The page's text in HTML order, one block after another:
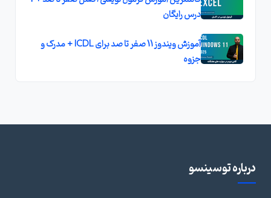
درس رايگان
آموزش ویندوز 11 صفر تا صد برای ICDL + مدرک و
جزوه
درباره توسینسو